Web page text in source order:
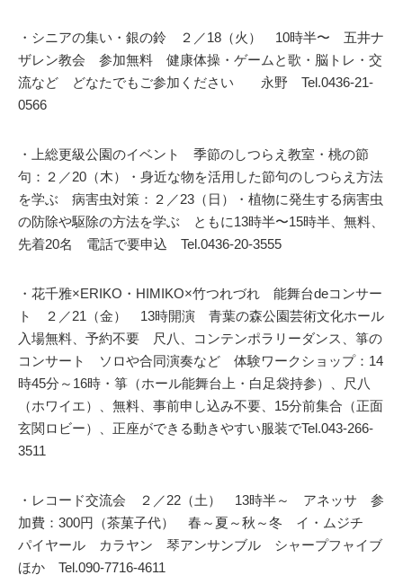
・シニアの集い・銀の鈴 ２／18（火） 10時半〜 五井ナ
ザレン教会 参加無料 健康体操・ゲームと歌・脳トレ・交
流など どなたでもご参加ください 永野 Tel.0436-21-
0566
・上総更級公園のイベント 季節のしつらえ教室・桃の節
句：２／20（木）・身近な物を活用した節句のしつらえ方法
を学ぶ 病害虫対策：２／23（日）・植物に発生する病害虫
の防除や駆除の方法を学ぶ ともに13時半〜15時半、無料、
先着20名 電話で要申込 Tel.0436-20-3555
・花千雅×ERIKO・HIMIKO×竹つれづれ 能舞台deコンサー
ト ２／21（金） 13時開演 青葉の森公園芸術文化ホール
入場無料、予約不要 尺八、コンテンポラリーダンス、箏の
コンサート ソロや合同演奏など 体験ワークショップ：14
時45分～16時・箏（ホール能舞台上・白足袋持参）、尺八
（ホワイエ）、無料、事前申し込み不要、15分前集合（正面
玄関ロビー）、正座ができる動きやすい服装でTel.043-266-
3511
・レコード交流会 ２／22（土） 13時半～ アネッサ 参
加費：300円（茶菓子代） 春～夏～秋～冬 イ・ムジチ
パイヤール カラヤン 琴アンサンブル シャープフャイブ
ほか Tel.090-7716-4611